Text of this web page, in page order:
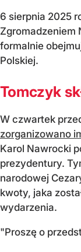
6 sierpnia 2025
Zgromadzeniem
formalnie
Polskiej.
Tomczyk
W czwartek
zorganizowano
Karol Nawrocki
prezydentury.
narodowej
kwoty, jaka
wydarzenia.
"Proszę o